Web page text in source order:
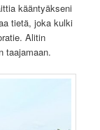
kääntyäkseni
tietä, joka kulki
Alitin
taajamaan.